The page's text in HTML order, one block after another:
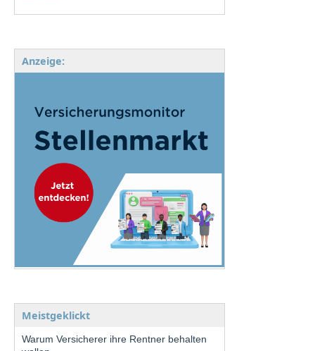
Anzeige:
Meistgeklickt
Warum Versicherer ihre Rentner behalten